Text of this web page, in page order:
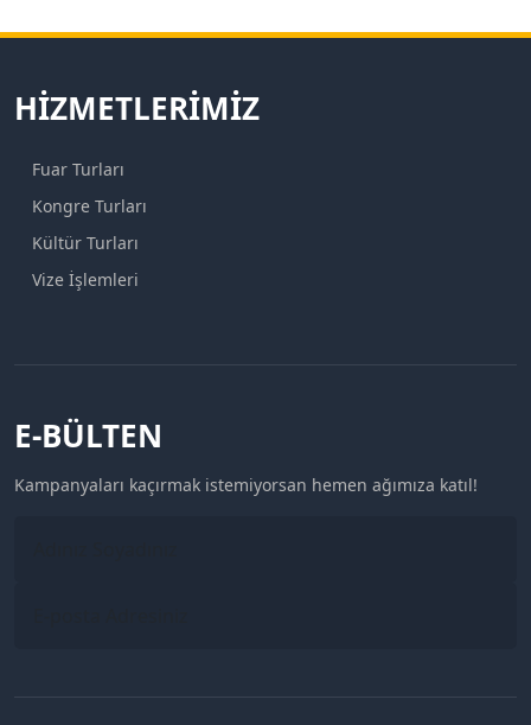
HIZMETLERIMIZ
Fuar Turları
Kongre Turları
Kültür Turları
Vize İşlemleri
E-BÜLTEN
Kampanyaları kaçırmak istemiyorsan hemen ağımıza katıl!